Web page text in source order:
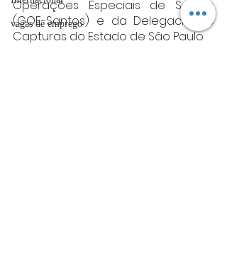
vagas de emprego
Operações Especiais de Santos
(GOE-Santos) e da Delegacia de
Capturas do Estado de São Paulo.